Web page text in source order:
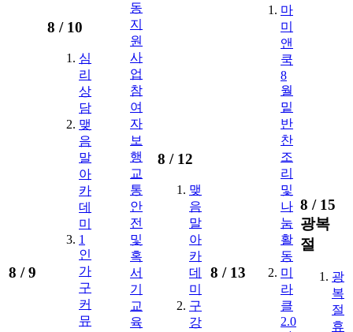
8 /9
8 / 10
심
리
상
담
맺
음
말
아
카
데
미
1
인
가
구
커
뮤
동
지
원
사
업
참
여
자
보
행
교
통
안
전
및
혹
서
기
교
육
8 / 12
맺
음
말
아
카
데
미
구
강
8 / 13
마
미
앤
쿡
8
월
밑
반
찬
조
리
및
나
눔
활
동
미
라
클
2.0
8 / 15
광복
절
광
복
절
휴